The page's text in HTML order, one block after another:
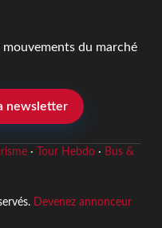
du marché
newsletter
· Tour Hebdo· Bus &
Devenez annonceur